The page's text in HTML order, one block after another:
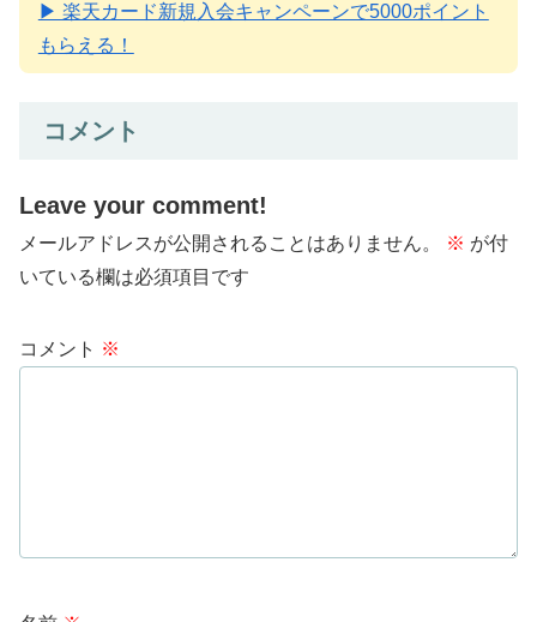
▶ 楽天カード新規入会キャンペーンで5000ポイント
もらえる！
コメント
Leave your comment!
メールアドレスが公開されることはありません。 ※ が付
いている欄は必須項目です
コメント ※